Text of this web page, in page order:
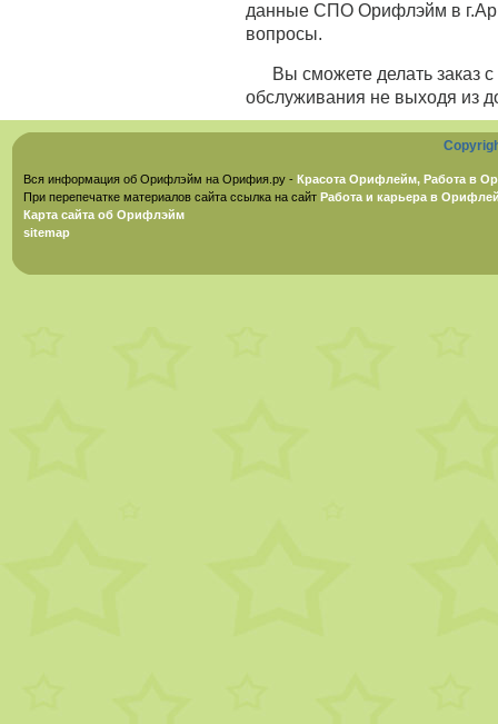
данные СПО Орифлэйм в
вопросы.
Вы сможете делать заказ
обслуживания не выходя из
Вся информация об Орифлэйм на Орифия.ру - Красота Орифлейм, Работа в
При перепечатке материалов сайта ссылка на сайт Работа и карьера в
Карта сайта об Орифлэйм
sitemap